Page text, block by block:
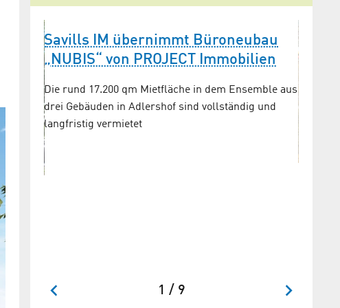
Savills IM übernimmt Büroneubau
„NUBIS“ von PROJECT Immobilien
Die rund 17.200 qm Mietfläche in dem Ensemble aus
drei Gebäuden in Adlershof sind vollständig und
langfristig vermietet
1 / 9